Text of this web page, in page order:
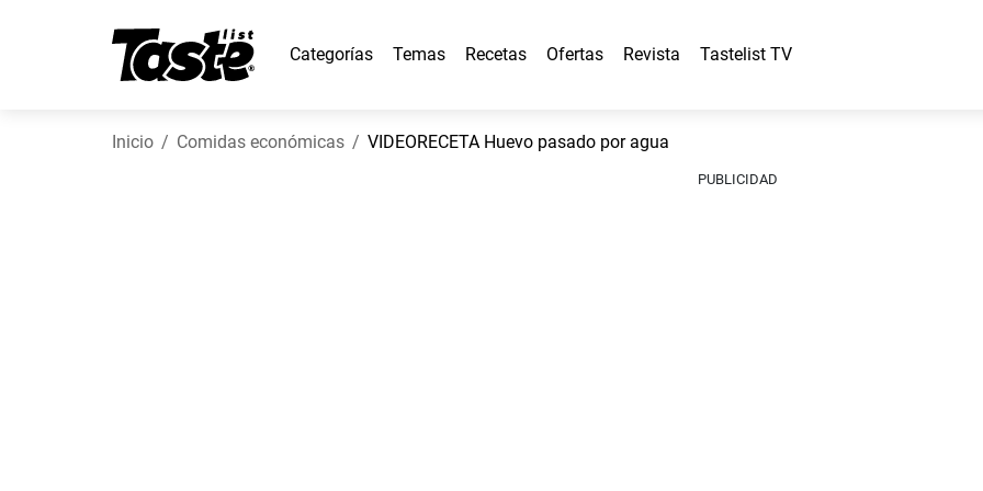
Categorías Temas Recetas Ofertas Revista Tastelist TV
Inicio Comidas económicas VIDEORECETA Huevo pasado por agua
PUBLICIDAD